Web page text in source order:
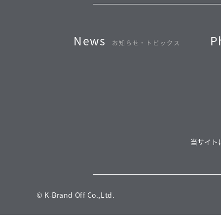
News お知らせ・トピックス
当サイト
© K-Brand Off Co.,Ltd.